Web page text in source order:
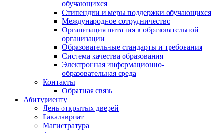
обучающихся
Стипендии и меры поддержки обучающихся
Международное сотрудничество
Организация питания в образовательной
организации
Образовательные стандарты и требования
Система качества образования
Электронная информационно-
образовательная среда
Контакты
Обратная связь
Абитуриенту
День открытых дверей
Бакалавриат
Магистратура